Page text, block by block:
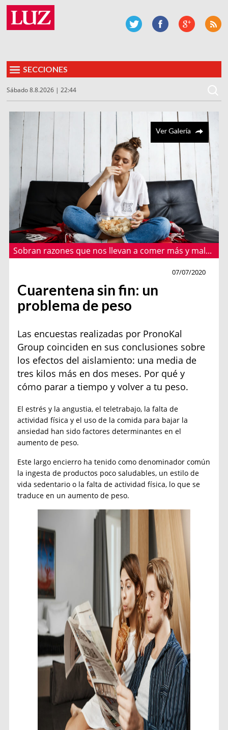
SECCIONES
Sábado 8.8.2026 | 22:44
Ver Galería
Sobran razones que nos llevan a comer más y mal...
07/07/2020
Cuarentena sin fin: un
problema de peso
Las encuestas realizadas por PronoKal
Group coinciden en sus conclusiones sobre
los efectos del aislamiento: una media de
tres kilos más en dos meses. Por qué y
cómo parar a tiempo y volver a tu peso.
El estrés y la angustia, el teletrabajo, la falta de
actividad física y el uso de la comida para bajar la
ansiedad han sido factores determinantes en el
aumento de peso.
Este largo encierro ha tenido como denominador común
la ingesta de productos poco saludables, un estilo de
vida sedentario o la falta de actividad física, lo que se
traduce en un aumento de peso.